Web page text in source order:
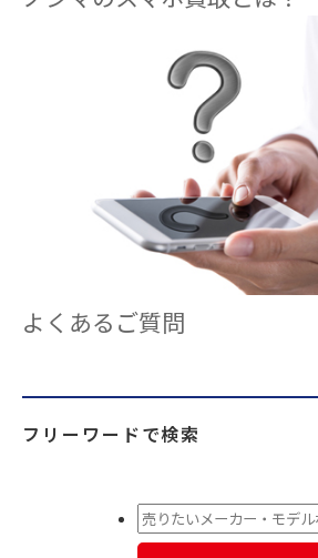
よくあるご質問
フリーワードで検索